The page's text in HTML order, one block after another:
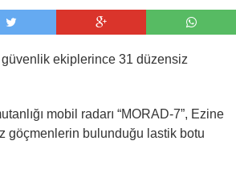
ekiplerince 31 düzensiz
mobil radarı “MORAD-7”, Ezine
göçmenlerin bulunduğu lastik botu